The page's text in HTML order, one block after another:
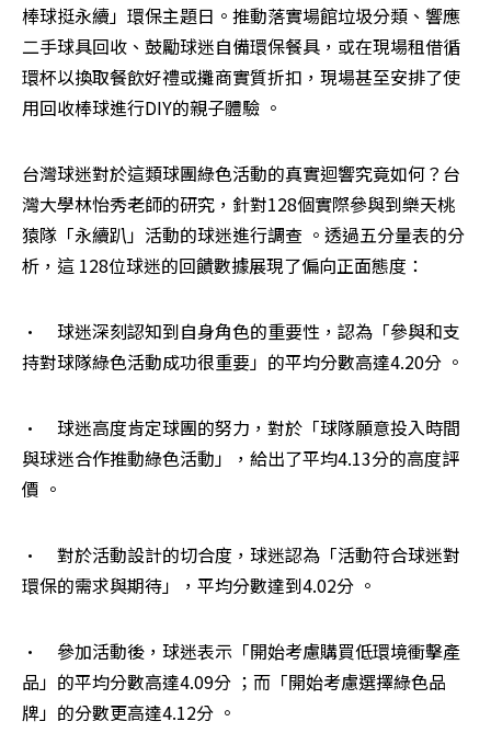
棒球挺永續」環保主題日。推動落實場館垃圾分類、響應
二手球具回收、鼓勵球迷自備環保餐具，或在現場租借循
環杯以換取餐飲好禮或攤商實質折扣，現場甚至安排了使
用回收棒球進行DIY的親子體驗 。
台灣球迷對於這類球團綠色活動的真實迴響究竟如何？台
灣大學林怡秀老師的研究，針對128個實際參與到樂天桃
猿隊「永續趴」活動的球迷進行調查 。透過五分量表的分
析，這 128位球迷的回饋數據展現了偏向正面態度：
•	球迷深刻認知到自身角色的重要性，認為「參與和支
持對球隊綠色活動成功很重要」的平均分數高達4.20分 。
•	球迷高度肯定球團的努力，對於「球隊願意投入時間
與球迷合作推動綠色活動」，給出了平均4.13分的高度評
價 。
•	對於活動設計的切合度，球迷認為「活動符合球迷對
環保的需求與期待」，平均分數達到4.02分 。
•	參加活動後，球迷表示「開始考慮購買低環境衝擊產
品」的平均分數高達4.09分 ；而「開始考慮選擇綠色品
牌」的分數更高達4.12分 。